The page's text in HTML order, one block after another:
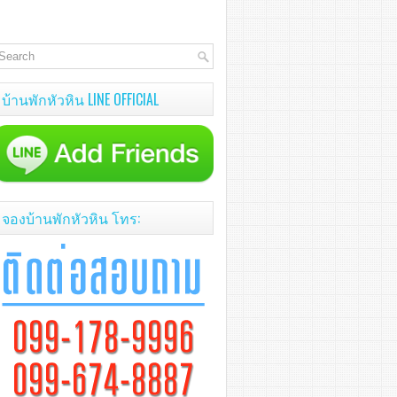
บ้านพักหัวหิน LINE OFFICIAL
จองบ้านพักหัวหิน โทร: